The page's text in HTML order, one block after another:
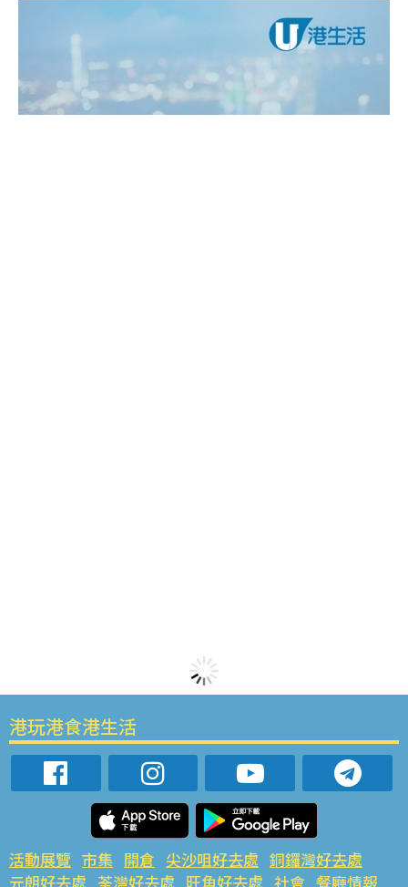
港玩港食港生活
活動展覽 市集 開倉 尖沙咀好去處 銅鑼灣好去處
元朗好去處 荃灣好去處 旺角好去處 社會 餐廳情報